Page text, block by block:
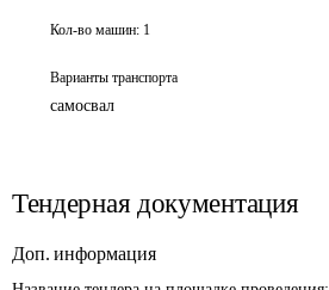
Кол-во машин: 1
Варианты транспорта
самосвал
Тендерная документация
Доп. информация